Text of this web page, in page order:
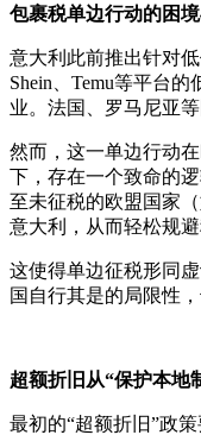
包裹税单边行动的困
意大利此前推出针对
Shein、Temu等平台
业。法国、罗马尼亚
然而，这一单边行动
下，存在一个致命的
至未征税的欧盟国家
意大利，从而轻松规避
这使得单边征税形同
国自行其是的局限性
超额折旧从“保护本地
最初的“超额折旧”政